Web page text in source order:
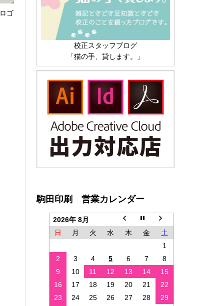
ゴ
校正スタッフブログ
「猫の手、貸します。」
駒田印刷 営業カレンダー
2026年 8月
日
月 火 水 木 金
土
1
2
3 4 5 6 7
8
9
10 11 12 13 14
15
16
17 18 19 20 21
22
23
24 25 26 27 28
29